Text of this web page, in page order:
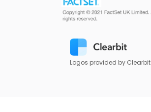
Logos provided by Clearbit